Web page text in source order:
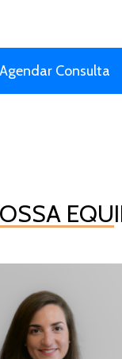
Agendar Consulta